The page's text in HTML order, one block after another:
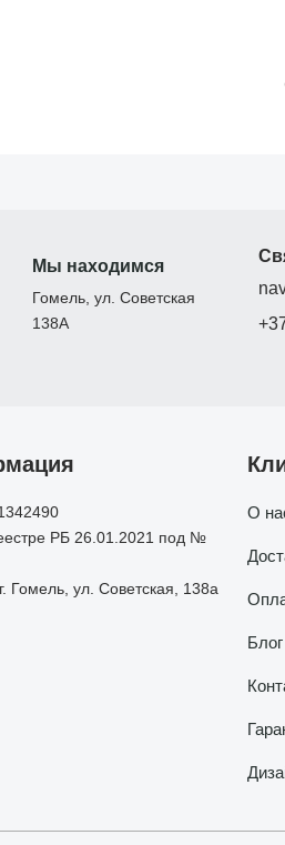
Мы находимся
Гомель, ул. Советская
138А
РБ 26.01.2021 под №
Гомель, ул. Советская, 138а
О
Блог